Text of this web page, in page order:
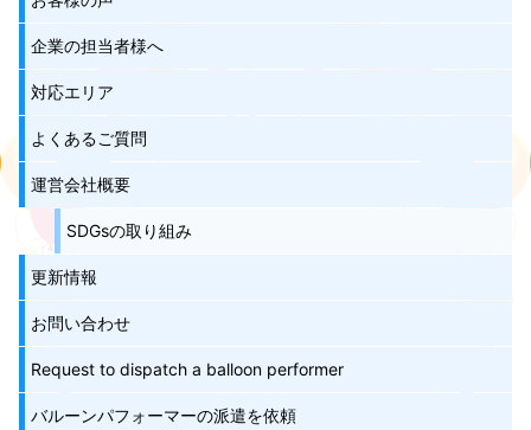
企業の担当者様へ
対応エリア
よくあるご質問
運営会社概要
SDGsの取り組み
更新情報
お問い合わせ
Request to dispatch a balloon performer
バルーンパフォーマーの派遣を依頼